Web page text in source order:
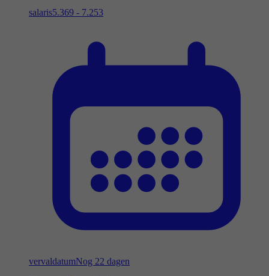
salaris5.369 - 7.253
vervaldatumNog 22 dagen